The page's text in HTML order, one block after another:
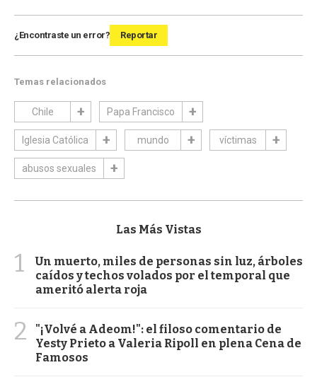
¿Encontraste un error? Reportar
Temas relacionados
Chile Papa Francisco
Iglesia Católica mundo víctimas
abusos sexuales
Las Más Vistas
1
Un muerto, miles de personas sin luz, árboles
caídos y techos volados por el temporal que
ameritó alerta roja
2
"¡Volvé a Adeom!": el filoso comentario de
Yesty Prieto a Valeria Ripoll en plena Cena de
Famosos